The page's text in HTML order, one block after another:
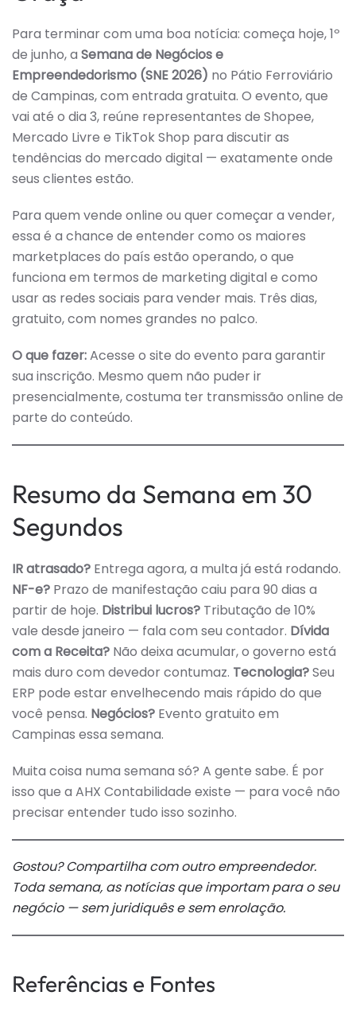
Para terminar com uma boa notícia: começa hoje, 1º
de junho, a Semana de Negócios e
Empreendedorismo (SNE 2026) no Pátio Ferroviário
de Campinas, com entrada gratuita. O evento, que
vai até o dia 3, reúne representantes de Shopee,
Mercado Livre e TikTok Shop para discutir as
tendências do mercado digital — exatamente onde
seus clientes estão.
Para quem vende online ou quer começar a vender,
essa é a chance de entender como os maiores
marketplaces do país estão operando, o que
funciona em termos de marketing digital e como
usar as redes sociais para vender mais. Três dias,
gratuito, com nomes grandes no palco.
O que fazer:Acesse o site do evento para garantir
sua inscrição. Mesmo quem não puder ir
presencialmente, costuma ter transmissão online de
parte do conteúdo.
Resumo da Semana em 30
Segundos
IR atrasado? Entrega agora, a multa já está rodando.
NF-e? Prazo de manifestação caiu para 90 dias a
partir de hoje. Distribui lucros? Tributação de 10%
vale desde janeiro — fala com seu contador. Dívida
com a Receita? Não deixa acumular, o governo está
mais duro com devedor contumaz. Tecnologia?Seu
ERP pode estar envelhecendo mais rápido do que
você pensa. Negócios? Evento gratuito em
Campinas essa semana.
Muita coisa numa semana só? A gente sabe. É por
isso que a AHX Contabilidade existe — para você não
precisar entender tudo isso sozinho.
Gostou? Compartilha com outro empreendedor.
Toda semana, as notícias que importam para o seu
negócio — sem juridiquês e sem enrolação.
Referências e Fontes